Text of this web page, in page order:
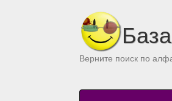
Верните поиск по